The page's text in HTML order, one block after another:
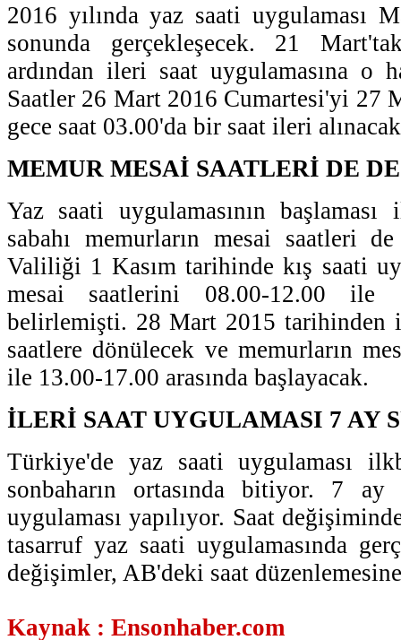
2016 yılında yaz saati uygulaması
sonunda gerçekleşecek. 21
ardından ileri saat uygulamasına o
Saatler 26 Mart 2016 Cumartesi'yi 27
gece saat 03.00'da bir saat ileri
MEMUR MESAİ SAATLERİ DE
Yaz saati uygulamasının
sabahı memurların mesai saatleri
Valiliği 1 Kasım tarihinde kış saati
mesai saatlerini 08.00-12.00 ile
belirlemişti. 28 Mart 2015 tarihinden
saatlere dönülecek ve memurların
ile 13.00-17.00 arasında başlayacak.
İLERİ SAAT UYGULAMASI 7 AY
Türkiye'de yaz saati uygulaması
sonbaharın ortasında bitiyor. 7
uygulaması yapılıyor. Saat
tasarruf yaz saati uygulamasında
değişimler, AB'deki saat
Kaynak : Ensonhaber.com